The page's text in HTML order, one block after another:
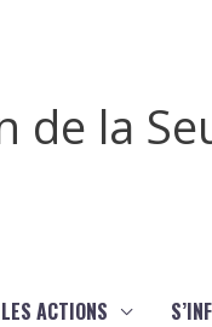
la
LES ACTIONS